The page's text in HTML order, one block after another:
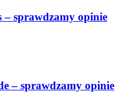
– sprawdzamy opinie
– sprawdzamy opinie